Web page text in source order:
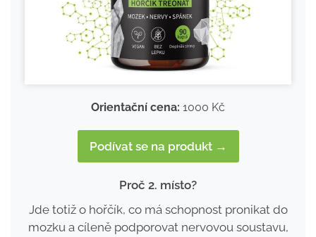
Orientační cena: 1000 Kč
Podívat se na produkt →
Proč 2. místo?
Jde totiž o hořčík, co má schopnost pronikat do
mozku a cíleně podporovat nervovou soustavu,